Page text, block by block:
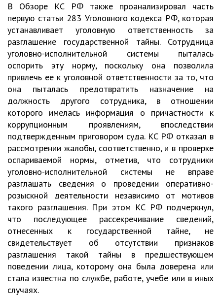
В Обзоре КС РФ также проанализировал часть
первую статьи 283 Уголовного кодекса РФ, которая
устанавливает уголовную ответственность за
разглашение государственной тайны. Сотрудница
уголовно-исполнительной системы пыталась
оспорить эту норму, поскольку она позволила
привлечь ее к уголовной ответственности за то, что
она пыталась предотвратить назначение на
должность другого сотрудника, в отношении
которого имелась информация о причастности к
коррупционным проявлениям, впоследствии
подтвержденным приговором суда. КС РФ отказал в
рассмотрении жалобы, соответственно, и в проверке
оспариваемой нормы, отметив, что сотрудники
уголовно-исполнительной системы не вправе
разглашать сведения о проведении оперативно-
розыскной деятельности независимо от мотивов
такого разглашения. При этом КС РФ подчеркнул,
что последующее рассекречивание сведений,
отнесенных к государственной тайне, не
свидетельствует об отсутствии признаков
разглашения такой тайны в предшествующем
поведении лица, которому она была доверена или
стала известна по службе, работе, учебе или в иных
случаях.